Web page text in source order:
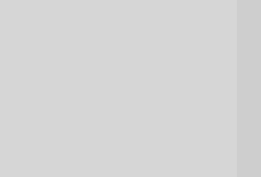
bufetów, duży